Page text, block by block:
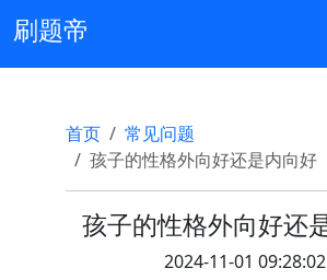
刷题帝
首页
常见问题
孩子的性格外向好还是内向好
孩子的性格外向好还
2024-11-01 09:28:02